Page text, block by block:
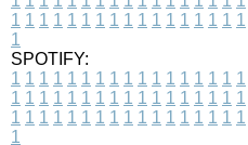
1 1 1 1 1 1 1 1 1 1 1 1 1 1 1 1 1
1
SPOTIFY:
1 1 1 1 1 1 1 1 1 1 1 1 1 1 1 1 1
1 1 1 1 1 1 1 1 1 1 1 1 1 1 1 1 1
1 1 1 1 1 1 1 1 1 1 1 1 1 1 1 1 1
1